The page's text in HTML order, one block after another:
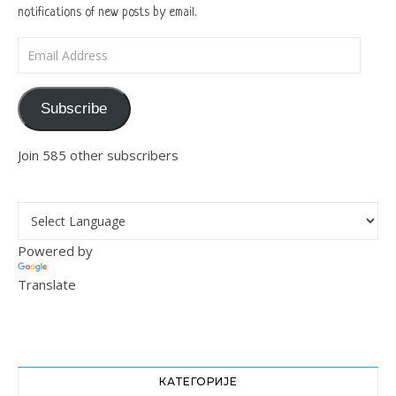
notifications of new posts by email.
Subscribe
Join 585 other subscribers
Powered by
Translate
КАТЕГОРИЈЕ